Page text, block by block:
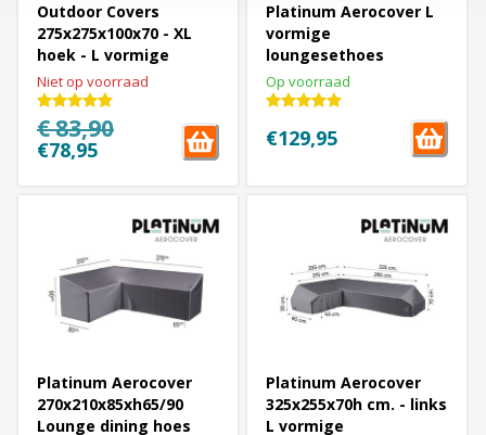
Outdoor Covers
275x275x100x70 - XL
hoek - L vormige
loungesethoes
Niet op voorraad
€ 83,90
€78,95
Platinum Aerocover L
vormige
loungesethoes
370x370x70h cm.
Op voorraad
€129,95
Platinum Aerocover
270x210x85xh65/90
Lounge dining hoes
Platinum Aerocover
325x255x70h cm. - links
L vormige